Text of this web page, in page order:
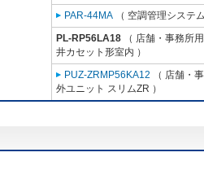
PAR-44MA （ 空調管理システ
PL-RP56LA18 （ 店舗・事務所
井カセット形室内 ）
PUZ-ZRMP56KA12 （ 店舗・
外ユニット スリムZR ）